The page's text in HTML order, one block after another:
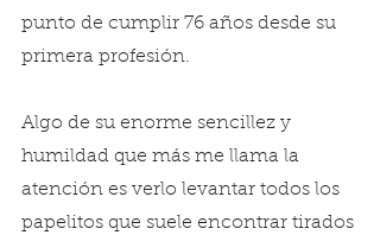
punto de cumplir 76 años desde su
primera profesión.
Algo de su enorme sencillez y
humildad que más me llama la
atención es verlo levantar todos los
papelitos que suele encontrar tirados